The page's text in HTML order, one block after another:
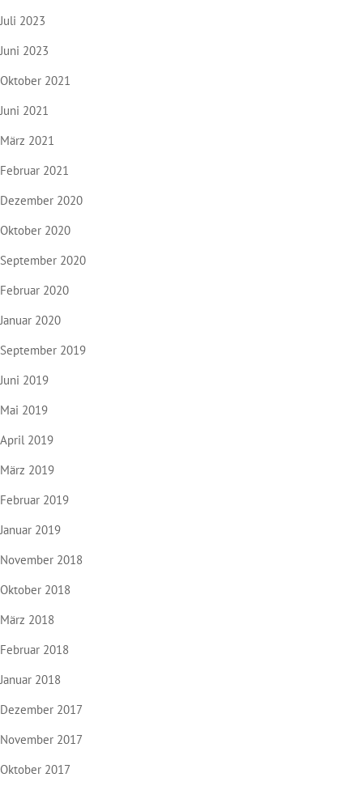
Juli 2023
Juni 2023
Oktober 2021
Juni 2021
März 2021
Februar 2021
Dezember 2020
Oktober 2020
September 2020
Februar 2020
Januar 2020
September 2019
Juni 2019
Mai 2019
April 2019
März 2019
Februar 2019
Januar 2019
November 2018
Oktober 2018
März 2018
Februar 2018
Januar 2018
Dezember 2017
November 2017
Oktober 2017